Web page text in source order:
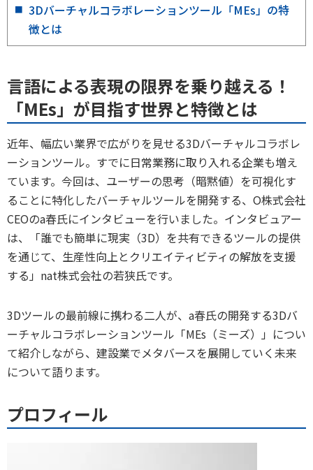
3Dバーチャルコラボレーションツール「MEs」の特
徴とは
言語による表現の限界を乗り越える！
「MEs」が目指す世界と特徴とは
近年、幅広い業界で広がりを見せる3Dバーチャルコラボレ
ーションツール。すでに日常業務に取り入れる企業も増え
ています。今回は、ユーザーの思考（暗黙値）を可視化す
ることに特化したバーチャルツールを開発する、O株式会社
CEOのa春氏にインタビューを行いました。インタビュアー
は、「誰でも簡単に現実（3D）を共有できるツールの提供
を通じて、生産性向上とクリエイティビティの解放を支援
する」nat株式会社の若狭氏です。
3Dツールの最前線に携わる二人が、a春氏の開発する3Dバ
ーチャルコラボレーションツール「MEs（ミーズ）」につい
て紹介しながら、建設業でメタバースを展開していく未来
について語ります。
プロフィール